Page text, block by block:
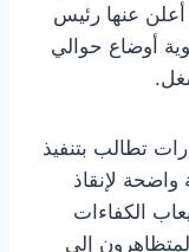
أعلن عنها رئيس
بشأن تسوية أوضاع حوالي
تطالب بتنفيذ
لإنقاذ
الكفاءات
إلى